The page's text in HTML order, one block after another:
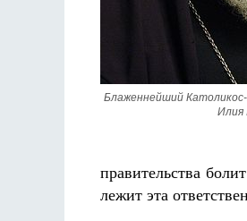
Блаженнейший
Илия
правительства
лежит эта